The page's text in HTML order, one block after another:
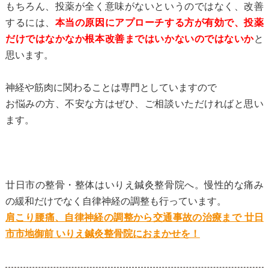
もちろん、投薬が全く意味がないというのではなく、改善
するには、 本当の原因にアプローチする方が有効で、投薬
だけではなかなか根本改善まではいかないのではないかと
思います。
神経や筋肉に関わることは専門としていますので
お悩みの方、不安な方はぜひ、ご相談いただければと思い
ます。
廿日市の整骨・整体はいりえ鍼灸整骨院へ。慢性的な痛み
の緩和だけでなく自律神経の調整も行っています。
肩こり腰痛、自律神経の調整から交通事故の治療まで 廿日
市市地御前 いりえ鍼灸整骨院におまかせを！